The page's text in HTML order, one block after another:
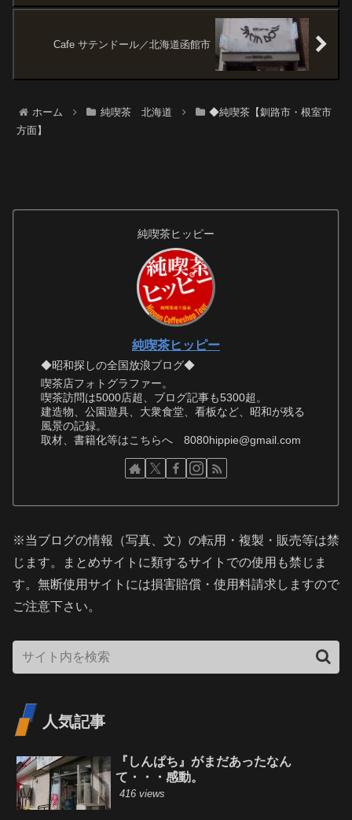
Cafe サテンドール／北海道函館市
ホーム 純喫茶 北海道
◆純喫茶【釧路市・根室市
方面】
純喫茶ヒッピー
純喫茶ヒッピー
◆昭和探しの全国放浪ブログ◆
喫茶店フォトグラファー。
喫茶訪問は5000店超、ブログ記事も5300超。
建造物、公園遊具、大衆食堂、看板など、昭和が残る
風景の記録。
取材、書籍化等はこちらへ 8080hippie@gmail.com
※当ブログの情報（写真、文）の転用・複製・販売等は禁
じます。まとめサイトに類するサイトでの使用も禁じま
す。無断使用サイトには損害賠償・使用料請求しますので
ご注意下さい。
人気記事
『しんぱち』がまだあったなん
て・・・感動。
416 views